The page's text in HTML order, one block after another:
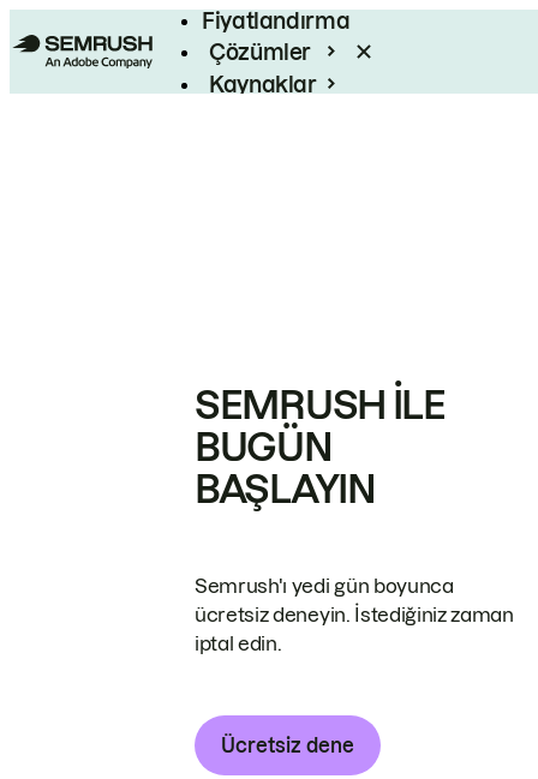
Fiyatlandırma
Çözümler
Kaynaklar
SEMRUSH ILE
BUGÜN
BAŞLAYIN
Semrush'ı yedi gün boyunca
ücretsiz deneyin. İstediğiniz zaman
iptal edin.
Ücretsiz dene